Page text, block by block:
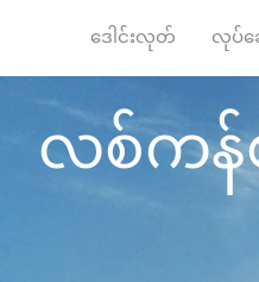
ဒေါင်းလုတ် လုပ်ဆ
လစ်ကန်